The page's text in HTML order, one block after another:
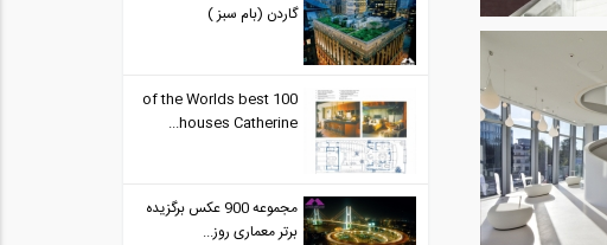
گاردن (بام سبز )
100 of the Worlds best
houses Catherine...
مجموعه 900 عکس برگزیده
برتر معماری روز...